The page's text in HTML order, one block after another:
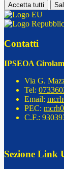
Accetta tutti
Contatti
IPSEOA
Via G.
Tel:
Email:
PEC:
C.F.:
Sezione Link